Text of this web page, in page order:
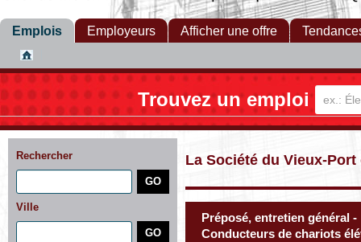
Emplois Employeurs Afficher une offre
Trouvez un emploi
Rechercher
Ville
La Société du Vieux-Port
Préposé, entretien général
Conducteurs de chariots